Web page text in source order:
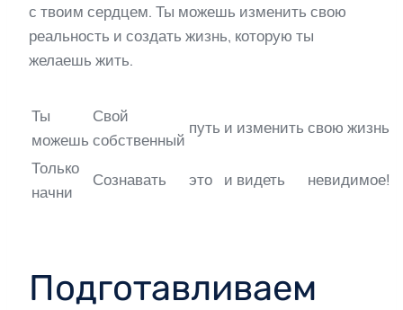
с твоим сердцем. Ты можешь изменить свою
реальность и создать жизнь, которую ты
желаешь жить.
Ты
можешь
Свой
собственный
путь и изменить свою жизнь
Только
начни
Сознавать это и видеть невидимое!
Подготавливаем